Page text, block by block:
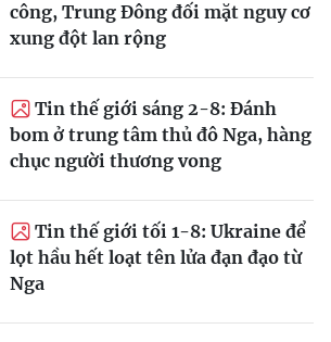
công, Trung Đông đối mặt nguy cơ
xung đột lan rộng
Tin thế giới sáng 2-8: Đánh
bom ở trung tâm thủ đô Nga, hàng
chục người thương vong
Tin thế giới tối 1-8: Ukraine để
lọt hầu hết loạt tên lửa đạn đạo từ
Nga